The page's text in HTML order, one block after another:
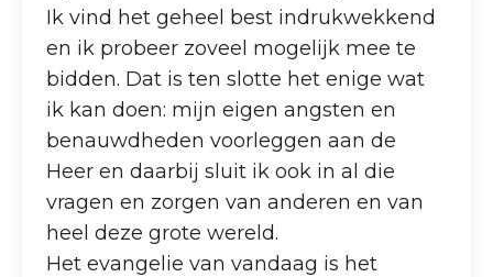
Ik vind het geheel best indrukwekkend
en ik probeer zoveel mogelijk mee te
bidden. Dat is ten slotte het enige wat
ik kan doen: mijn eigen angsten en
benauwdheden voorleggen aan de
Heer en daarbij sluit ik ook in al die
vragen en zorgen van anderen en van
heel deze grote wereld.
Het evangelie van vandaag is het